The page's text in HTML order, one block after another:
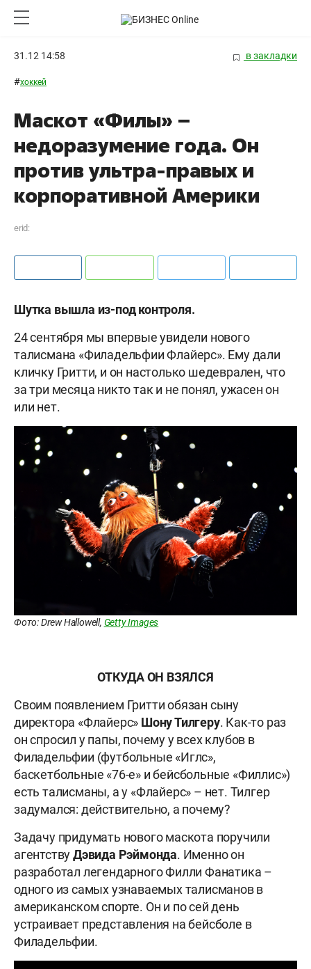
31.12 14:58 в закладки
#хоккей
Маскот «Филы» –
недоразумение года. Он
против ультра-правых и
корпоративной Америки
erid:
Шутка вышла из-под контроля.
24 сентября мы впервые увидели нового
талисмана «Филадельфии Флайерс». Ему дали
кличку Гритти, и он настолько шедеврален, что
за три месяца никто так и не понял, ужасен он
или нет.
Фото: Drew Hallowell, Getty Images
ОТКУДА ОН ВЗЯЛСЯ
Своим появлением Гритти обязан сыну
директора «Флайерс» ШонуТилгеру. Как-то раз
он спросил у папы, почему у всех клубов в
Филадельфии (футбольные «Иглс»,
баскетбольные «76-е» и бейсбольные «Филлис»)
есть талисманы, а у «Флайерс» – нет. Тилгер
задумался: действительно, а почему?
Задачу придумать нового маскота поручили
агентствуДэвида Рэймонда. Именно он
разработал легендарного Филли Фанатика –
одного из самых узнаваемых талисманов в
американском спорте. Он и по сей день
устраивает представления на бейсболе в
Филадельфии.